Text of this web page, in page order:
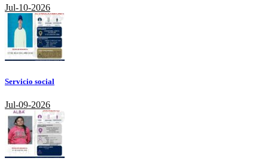
Jul-10-2026
Servicio social
Jul-09-2026